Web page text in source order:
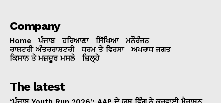
Company
Home ਪੰਜਾਬ ਹਰਿਆਣਾ ਸਿੱਖਿਆ
ਮਨੌਰੰਜਨ
ਰਾਸ਼ਟਰੀ ਅੰਤਰਰਾਸ਼ਟਰੀ
ਧਰਮ ਤੇ ਵਿਰਸਾ
ਅਪਰਾਧ ਜਗਤ
ਕਿਸਾਨ ਤੇ ਮਜ਼ਦੂਰ ਮਸਲੇ
ਜ਼ਿਲ੍ਹੇ
The latest